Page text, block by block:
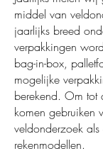
middel van
jaarlijks breed
verpakkingen
bag-in-box,
mogelijke
berekend. Om tot
komen gebruiken
veldonderzoek
rekenmodellen.